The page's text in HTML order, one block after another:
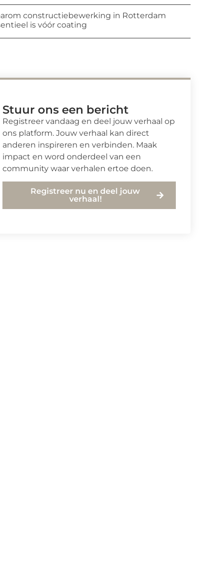
constructiebewerking in Rotterdam
is vóór coating
Stuur ons een bericht
Registreer vandaag en deel jouw verhaal op
ons platform. Jouw verhaal kan direct
anderen inspireren en verbinden. Maak
impact en word onderdeel van een
community waar verhalen ertoe doen.
Registreer nu en deel jouw
verhaal!